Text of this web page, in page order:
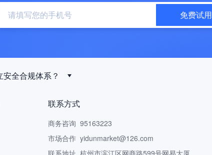
免费试用
全合规体系？
联系方式
商务咨询 95163223
市场合作 yidunmarket@126.com
联系地址 杭州市滨江区网商路599号网易大厦